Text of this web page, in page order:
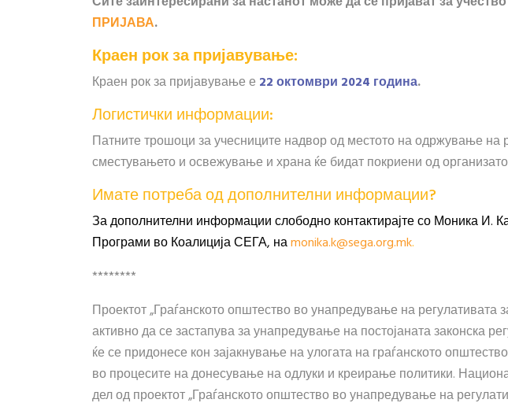
ПРИЈАВА.
Краен рок за пријавување:
Краен рок за пријавување е 22 октомври 2024 година.
Логистички информации:
Патните трошоци за учесниците надвор од местото на одржување на
сместувањето и освежување и храна ќе бидат покриени од
Имате потреба од дополнителни информации?
За дополнителни информации слободно контактирајте со Моника И.
Програми во Коалиција СЕГА, наmonika.k@sega.org.mk.
********
Проектот „Граѓанското општество во унапредување на регулативата
активно да се застапува за унапредување на постојаната законска
ќе се придонесе кон зајакнување на улогата на граѓанското
во процесите на донесување на одлуки и креирање политики.
дел од проектот „Граѓанското општество во унапредување на